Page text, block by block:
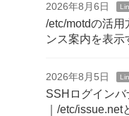
2026年8月6日
/etc/motdの活
ンス案内を表示
2026年8月5日
SSHログイン
｜/etc/